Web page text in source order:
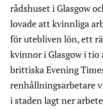
rådshuset i Glasgow
lovade att kvinnliga
för utebliven lön, ett
kvinnor i Glasgow i
brittiska Evening
renhållningsarbetare
i staden lagt ner